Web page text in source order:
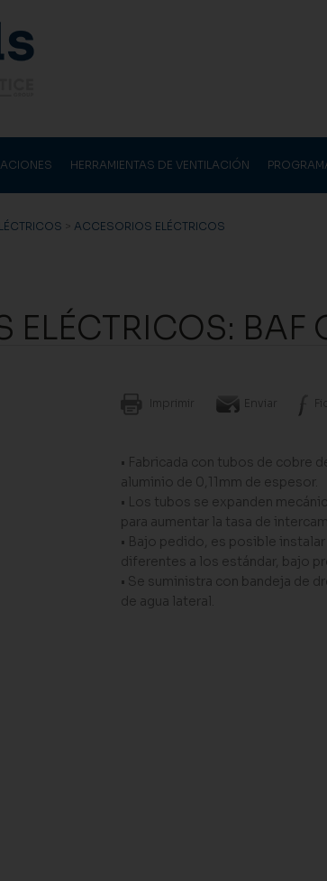
HERRAMIENTAS DE VENTILACIÓN
> ACCESORIOS ELÉCTRICOS
ELÉCTRICOS: BAF
Imprimir Enviar
• Fabricada con tubos de cobre
aluminio de 0,11mm de espesor.
• Los tubos se expanden
para aumentar la tasa de
• Bajo pedido, es posible
diferentes a los estándar, bajo
• Se suministra con bandeja de
de agua lateral.